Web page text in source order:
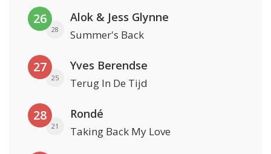
26
28
Alok & Jess Glynne
Summer's Back
27
25
Yves Berendse
Terug In De Tijd
28
21
Rondé
Taking Back My Love